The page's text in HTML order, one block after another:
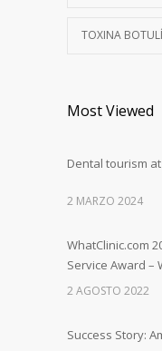
TOXINA
Most Viewed
Dental tourism
2 MARZO 2024
WhatClinic.com
Service Award –
2 AGOSTO 2022
Success Story: